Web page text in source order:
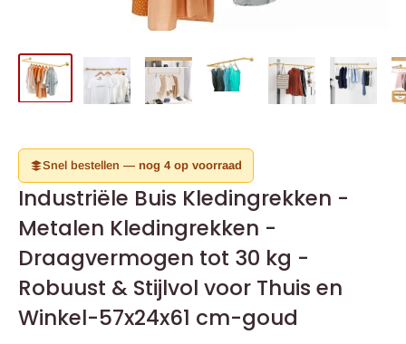
Snel bestellen — nog 4 op voorraad
Industriële Buis Kledingrekken -
Metalen Kledingrekken -
Draagvermogen tot 30 kg -
Robuust & Stijlvol voor Thuis en
Winkel-57x24x61 cm-goud